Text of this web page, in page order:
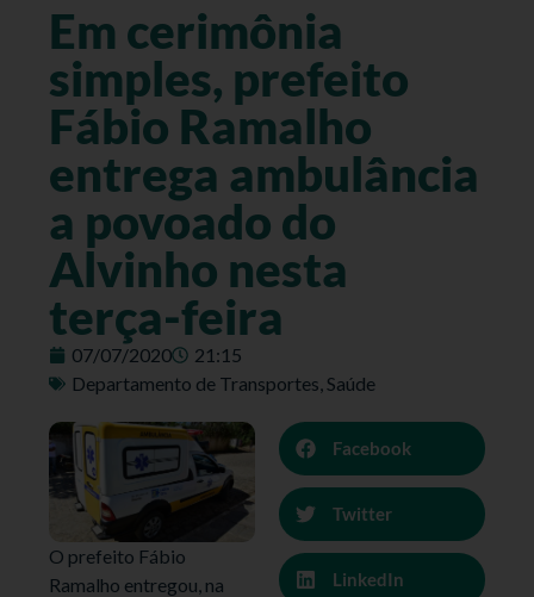
Em cerimônia
simples, prefeito
Fábio Ramalho
entrega ambulância
a povoado do
Alvinho nesta
terça-feira
07/07/2020
21:15
Departamento de Transportes,Saúde
O prefeito Fábio
Ramalho entregou, na
Facebook
Twitter
LinkedIn